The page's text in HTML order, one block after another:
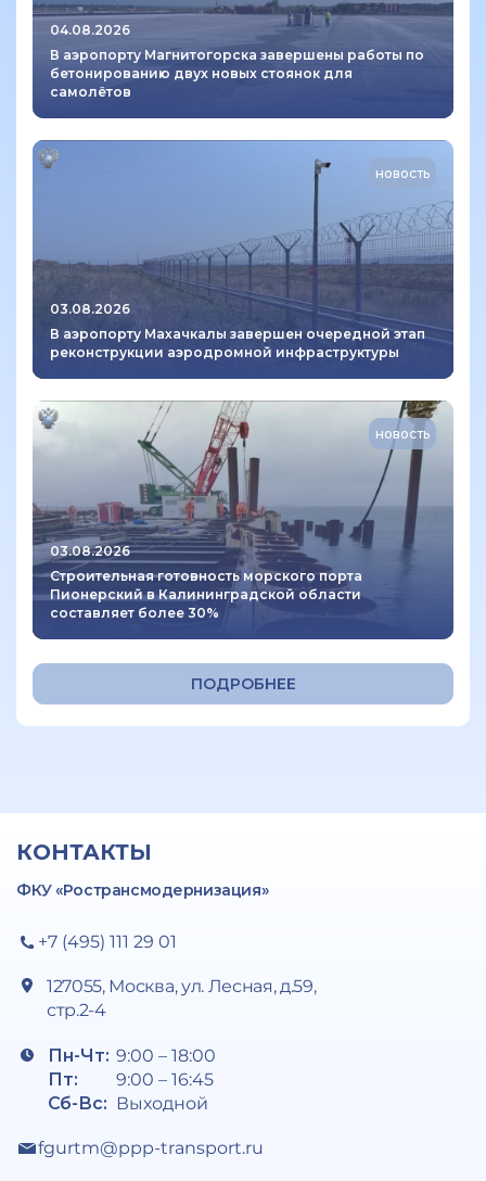
04.08.2026
В аэропорту Магнитогорска завершены работы по
бетонированию двух новых стоянок для
самолётов
новость
03.08.2026
В аэропорту Махачкалы завершен очередной этап
реконструкции аэродромной инфраструктуры
новость
03.08.2026
Строительная готовность морского порта
Пионерский в Калининградской области
составляет более 30%
ПОДРОБНЕЕ
КОНТАКТЫ
ФКУ «Ространсмодернизация»
+7 (495) 111 29 01
127055, Москва, ул. Лесная, д.59,
стр.2-4
Пн-Чт:
Пт:
Сб-Вс:
9:00 – 18:00
9:00 – 16:45
Выходной
fgurtm@ppp-transport.ru